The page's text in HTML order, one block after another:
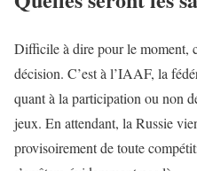
Difficile à dire pour le moment,
décision. C’est à l’IAAF, la
quant à la participation ou non
jeux. En attendant, la Russie
provisoirement de toute